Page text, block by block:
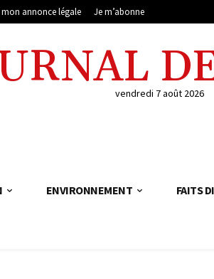
annonce légale Je m’abonne
vendredi 7 août 2026
ENVIRONNEMENT FAITS